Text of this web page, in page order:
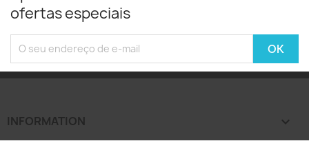
ofertas especiais
INFORMATION 